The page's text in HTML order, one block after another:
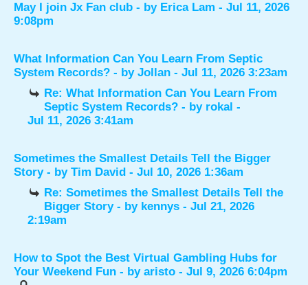
May I join Jx Fan club - by Erica Lam - Jul 11, 2026
9:08pm
What Information Can You Learn From Septic
System Records? - by Jollan - Jul 11, 2026 3:23am
Re: What Information Can You Learn From
Septic System Records? - by rokal -
Jul 11, 2026 3:41am
Sometimes the Smallest Details Tell the Bigger
Story - by Tim David - Jul 10, 2026 1:36am
Re: Sometimes the Smallest Details Tell the
Bigger Story - by kennys - Jul 21, 2026
2:19am
How to Spot the Best Virtual Gambling Hubs for
Your Weekend Fun - by aristo - Jul 9, 2026 6:04pm